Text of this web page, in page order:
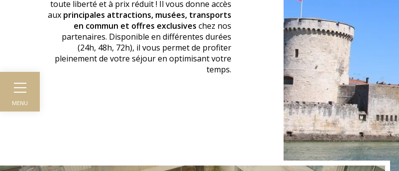
MENU
toute liberté et à prix réduit ! Il vous donne accès
aux principales attractions, musées, transports
en commun et offres exclusives chez nos
partenaires. Disponible en différentes durées
(24h, 48h, 72h), il vous permet de profiter
pleinement de votre séjour en optimisant votre
temps.